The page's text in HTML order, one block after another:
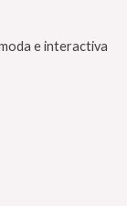
e interactiva